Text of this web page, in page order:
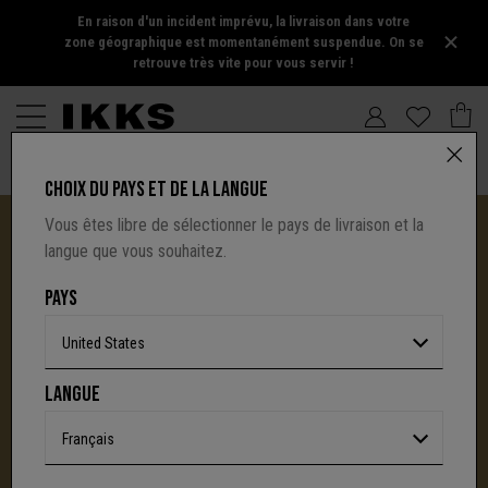
En raison d'un incident imprévu, la livraison dans votre
zone géographique est momentanément suspendue. On se
retrouve très vite pour vous servir !
UNE NOUVELLE PAGE S'ÉCRIT AVEC IKKS
C'est la fin d'une aventure : le site I.Code ferme
définitivement.Mais l'audace, la créativité
CHOIX DU PAYS ET DE LA LANGUE
Vous êtes libre de sélectionner le pays de livraison et la
langue que vous souhaitez.
PAYS
United States
LANGUE
Français